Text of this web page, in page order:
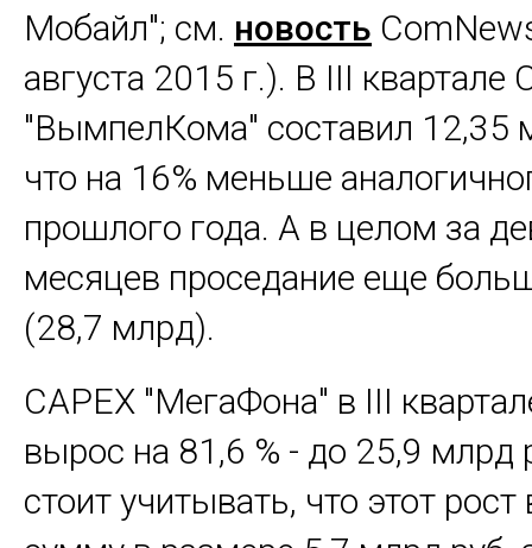
Мобайл"; см. новость
августа 2015 г.). В III квартале
"ВымпелКома" составил 12,35
что на 16% меньше
прошлого года. А в целом за
месяцев проседание еще
(28,7 млрд).
CAPEX "МегаФона" в III
вырос на 81,6 % - до 25,9 млрд
стоит учитывать, что этот